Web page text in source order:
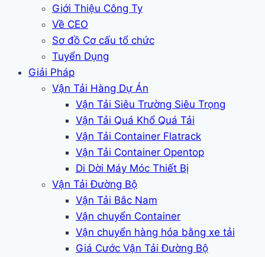
Giới Thiệu Công Ty
Về CEO
Sơ đồ Cơ cấu tổ chức
Tuyển Dụng
Giải Pháp
Vận Tải Hàng Dự Án
Vận Tải Siêu Trường Siêu Trọng
Vận Tải Quá Khổ Quá Tải
Vận Tải Container Flatrack
Vận Tải Container Opentop
Di Dời Máy Móc Thiết Bị
Vận Tải Đường Bộ
Vận Tải Bắc Nam
Vận chuyển Container
Vận chuyển hàng hóa bằng xe tải
Giá Cước Vận Tải Đường Bộ